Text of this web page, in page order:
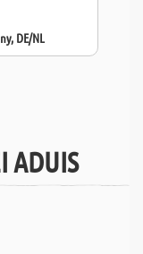
DE/NL
ADUIS